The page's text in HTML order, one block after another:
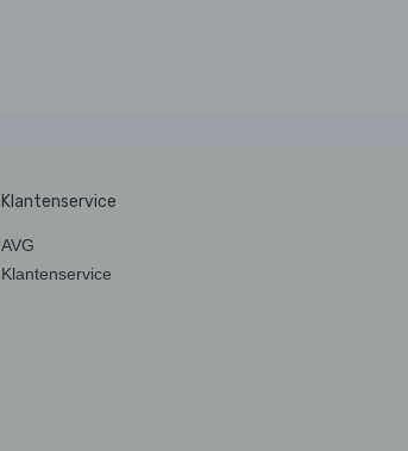
Klantenservice
AVG
Klantenservice